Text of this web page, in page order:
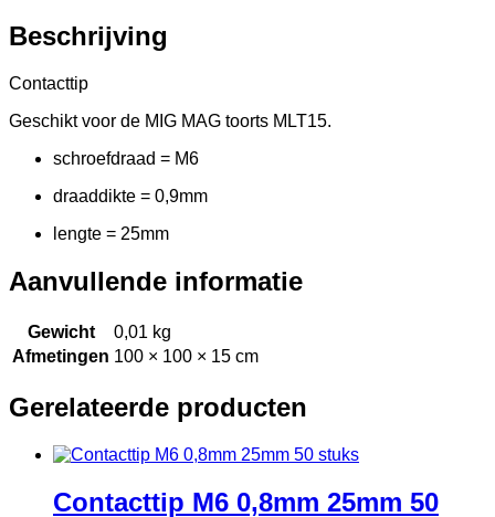
Beschrijving
Contacttip
Geschikt voor de MIG MAG toorts MLT15.
schroefdraad = M6
draaddikte = 0,9mm
lengte = 25mm
Aanvullende informatie
Gewicht
0,01 kg
Afmetingen 100 × 100 × 15 cm
Gerelateerde producten
Contacttip M6 0,8mm 25mm 50